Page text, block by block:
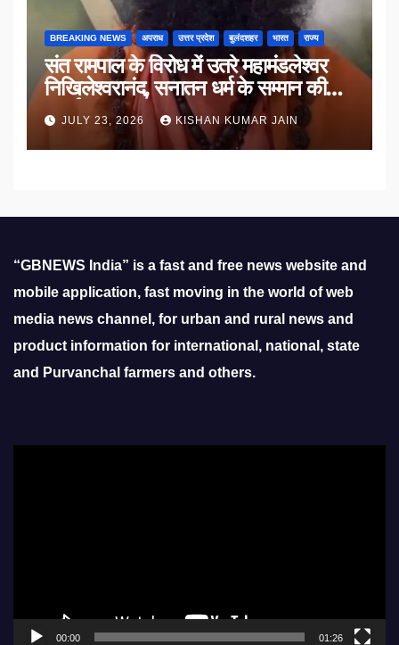
BREAKING NEWS अपराध उत्तर प्रदेश बुलंदशहर भारत राज्य
संत रामपाल के विरोध में उतरे महामंडलेश्वर
निखिलेश्वरानंद, सनातन धर्म के सम्मान की
उठाई मांग
JULY 23, 2026 KISHAN KUMAR JAIN
“GBNEWS India” is a fast and free news website and
mobile application, fast moving in the world of web
media news channel, for urban and rural news and
product information for international, national, state
and Purvanchal farmers and others.
00:00 01:26